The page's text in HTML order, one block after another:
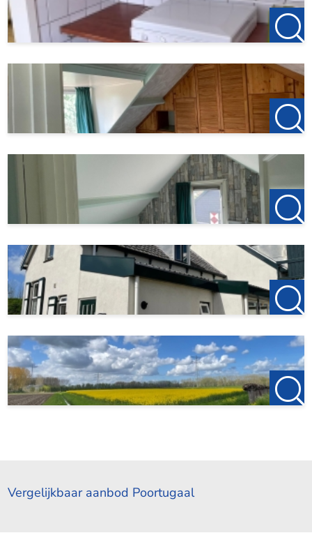
Vergelijkbaar aanbod Poortugaal